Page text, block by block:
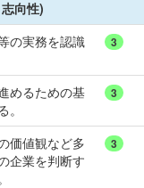
向性)
の実務を認識
3
めるための基
3
価値観など多
企業を判断す
3